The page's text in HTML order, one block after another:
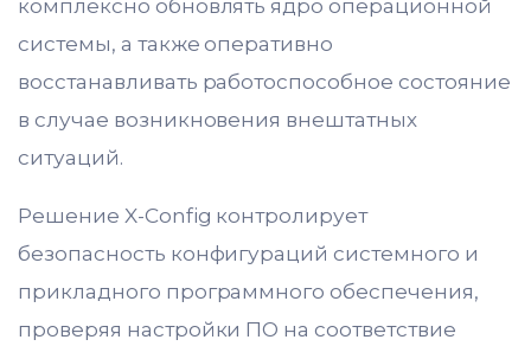
системы, а также оперативно
восстанавливать работоспособное состояние
в случае возникновения внештатных
ситуаций.
Решение X-Config контролирует
безопасность конфигураций системного и
прикладного программного обеспечения,
проверяя настройки ПО на соответствие